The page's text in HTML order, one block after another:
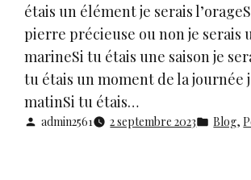
étais un élément je serais
pierre précieuse ou non je serais
marineSi tu étais une saison je
tu étais un moment de la journée
matinSi tu étais…
admin2561 2 septembre 2023 Blog,